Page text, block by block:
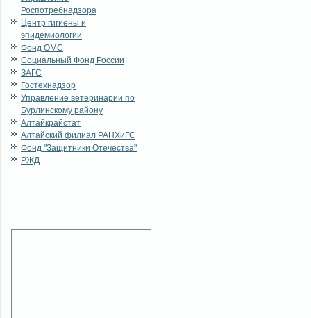
Роспотребнадзора
Центр гигиены и
эпидемиологии
Фонд ОМС
Социальный Фонд России
ЗАГС
Гостехнадзор
Управление ветеринарии по
Бурлинскому району
Алтайкрайстат
Алтайский филиал РАНХиГС
Фонд "Защитники Отечества"
РЖД